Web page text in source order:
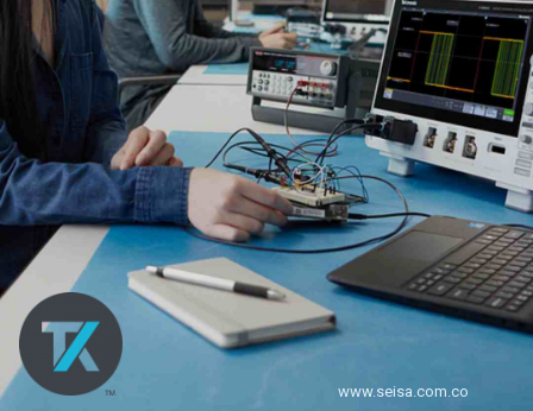
www.seisa.com.co